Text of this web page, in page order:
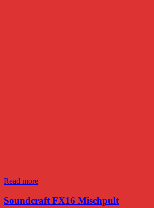
Read more
Soundcraft FX16 Mischpult